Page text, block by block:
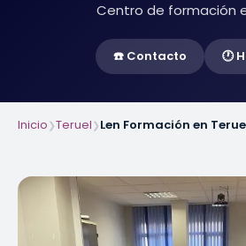
Centro de formación
☎️ Contacto 🕐
Inicio❯Teruel❯Len Formación en